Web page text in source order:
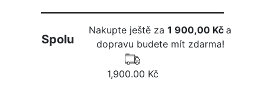
Spolu
Nakupte ještě za1 900,00 Kča
dopravu budete mít zdarma!
1,900.00 Kč